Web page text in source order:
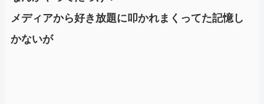
メディアから好き放題に叩かれまくってた記憶し
かないが